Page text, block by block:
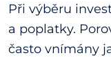
Při výběru
a poplatky.
často vnímány